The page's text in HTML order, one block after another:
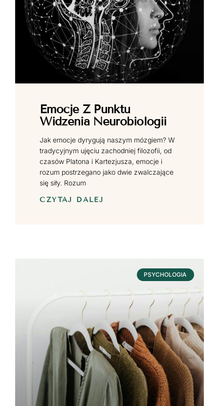
Emocje Z Punktu
Widzenia Neurobiologii
Jak emocje dyrygują naszym mózgiem? W
tradycyjnym ujęciu zachodniej filozofii, od
czasów Platona i Kartezjusza, emocje i
rozum postrzegano jako dwie zwalczające
się siły. Rozum
CZYTAJ DALEJ
PSYCHOLOGIA